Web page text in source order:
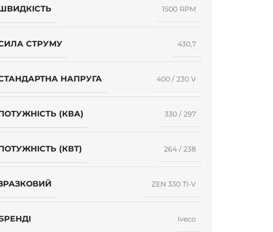
1500 RPM
СТРУМУ 430,7
НАПРУГА 400 / 230 V
(КВА) 330 / 297
(КВТ) 264 / 238
ZEN 330 TI-V
Iveco